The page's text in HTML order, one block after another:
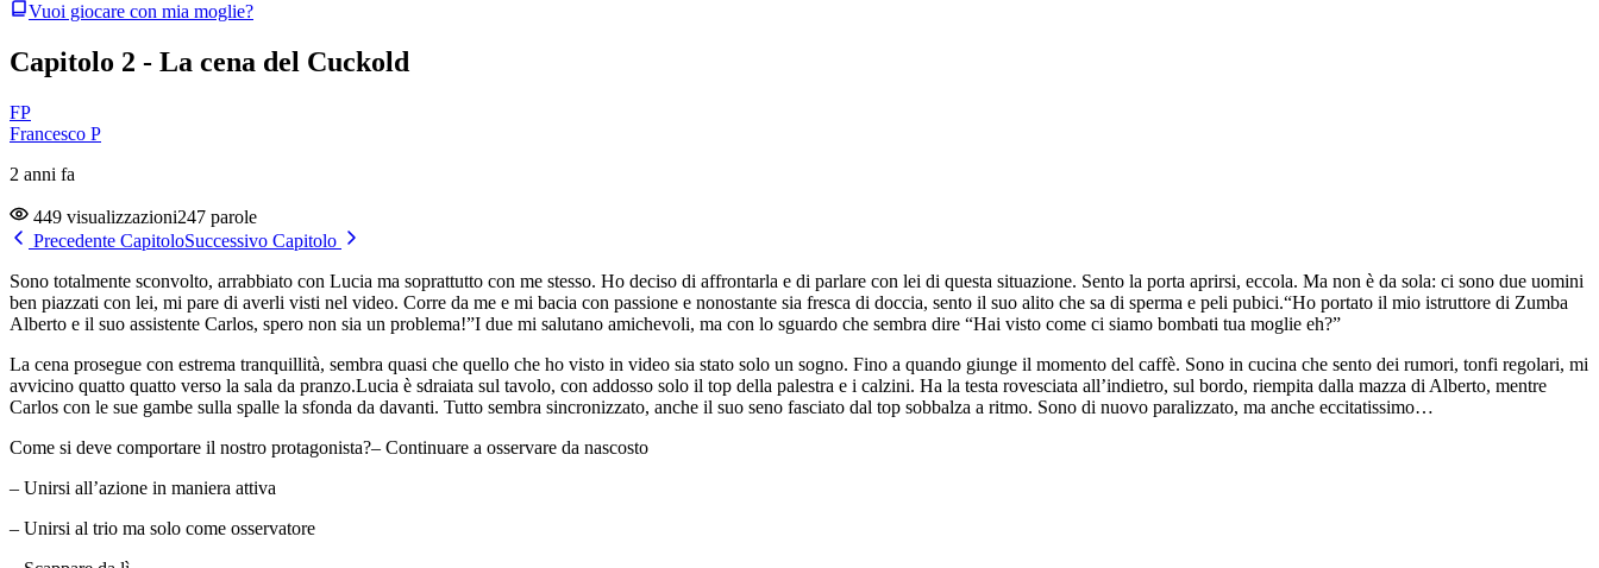
Vuoi giocare con mia moglie?
Capitolo 2 - La cena del Cuckold
FP
Francesco P
2 anni fa
449 visualizzazioni247 parole
Precedente CapitoloSuccessivo Capitolo
Sono totalmente sconvolto, arrabbiato con Lucia ma soprattutto con me stesso. Ho deciso di affrontarla e di parlare con lei di questa situazione. Sento la porta aprirsi, eccola. Ma non è da sola: ci sono due uomini
ben piazzati con lei, mi pare di averli visti nel video. Corre da me e mi bacia con passione e nonostante sia fresca di doccia, sento il suo alito che sa di sperma e peli pubici.“Ho portato il mio istruttore di Zumba
Alberto e il suo assistente Carlos, spero non sia un problema!”I due mi salutano amichevoli, ma con lo sguardo che sembra dire “Hai visto come ci siamo bombati tua moglie eh?”
La cena prosegue con estrema tranquillità, sembra quasi che quello che ho visto in video sia stato solo un sogno. Fino a quando giunge il momento del caffè. Sono in cucina che sento dei rumori, tonfi regolari, mi
avvicino quatto quatto verso la sala da pranzo.Lucia è sdraiata sul tavolo, con addosso solo il top della palestra e i calzini. Ha la testa rovesciata all’indietro, sul bordo, riempita dalla mazza di Alberto, mentre
Carlos con le sue gambe sulla spalle la sfonda da davanti. Tutto sembra sincronizzato, anche il suo seno fasciato dal top sobbalza a ritmo. Sono di nuovo paralizzato, ma anche eccitatissimo…
Come si deve comportare il nostro protagonista?– Continuare a osservare da nascosto
– Unirsi all’azione in maniera attiva
– Unirsi al trio ma solo come osservatore